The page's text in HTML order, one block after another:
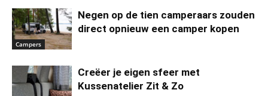
Campers
Negen op de tien camperaars zouden
direct opnieuw een camper kopen
Creëer je eigen sfeer met
Kussenatelier Zit & Zo